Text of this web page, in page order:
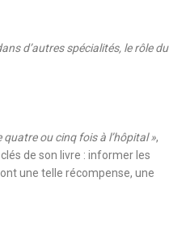
d’autres spécialités, le rôle du
ou cinq fois à l’hôpital »,
de son livre : informer les
une telle récompense, une